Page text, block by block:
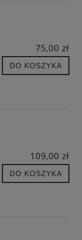
75,00 zł
DO KOSZYKA
109,00 zł
DO KOSZYKA